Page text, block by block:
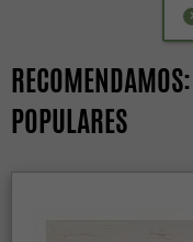
POPULARES